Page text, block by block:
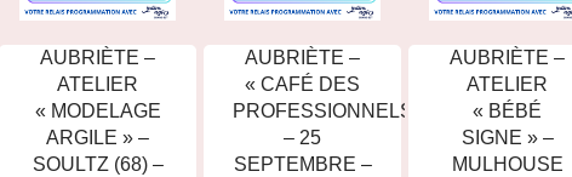
AUBRIÈTE –
ATELIER
« MODELAGE
ARGILE » –
SOULTZ (68) –
AUBRIÈTE –
« CAFÉ DES
PROFESSIONNELS »
– 25
SEPTEMBRE –
AUBRIÈTE –
ATELIER
« BÉBÉ
SIGNE » –
MULHOUSE